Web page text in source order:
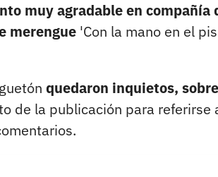
muy agradable en compañía
merengue 'Con la mano en el
quedaron inquietos, sobre
de la publicación para referirse